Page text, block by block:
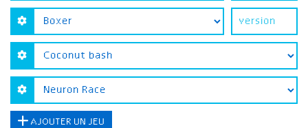
AJOUTER UN JEU